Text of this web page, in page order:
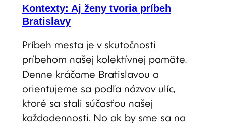
Kontexty: Aj ženy tvoria príbeh
Bratislavy
Príbeh mesta je v skutočnosti
príbehom našej kolektívnej pamäte.
Denne kráčame Bratislavou a
orientujeme sa podľa názvov ulíc,
ktoré sa stali súčasťou našej
každodennosti. No ak by sme sa na